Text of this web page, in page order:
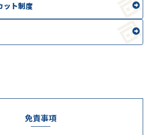
ット制度
免責事項